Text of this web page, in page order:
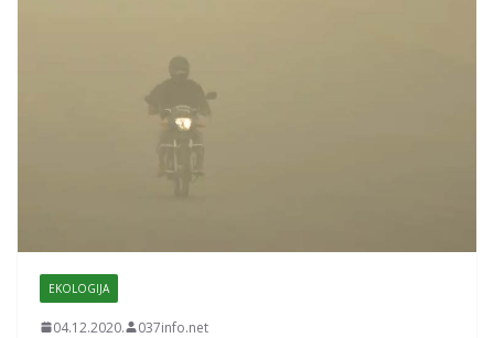
EKOLOGIJA
04.12.2020. 037info.net